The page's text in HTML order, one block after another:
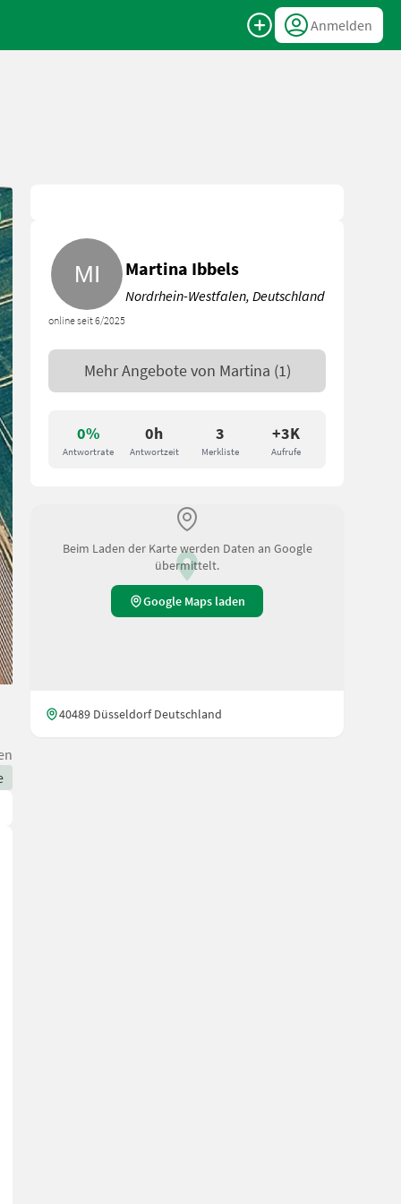
Anmelden
0%
Antwortrate
0h
Antwortzeit
3
Merkliste
+3K
Aufrufe
online seit 6/2025
Martina Ibbels
Nordrhein-Westfalen, Deutschland
Mehr Angebote von Martina (1)
Beim Laden der Karte werden Daten an Google
übermittelt.
Google Maps laden
40489 Düsseldorf Deutschland